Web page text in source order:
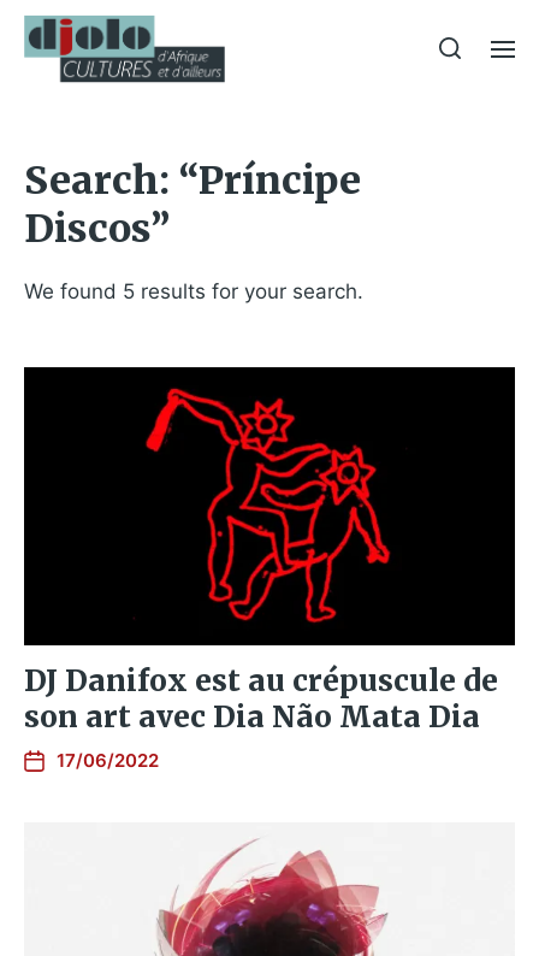
Search: “Príncipe
Discos”
We found 5 results for your search.
DJ Danifox est au crépuscule de
son art avec Dia Não Mata Dia
17/06/2022